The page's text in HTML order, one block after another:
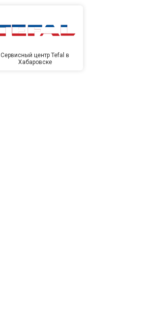
Сервисный центр Tefal в
Хабаровске